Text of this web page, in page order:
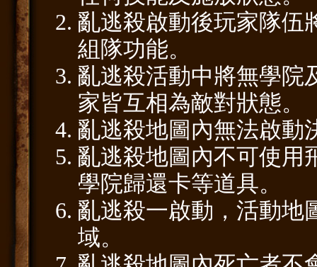
亂逃殺啟動後玩家隊伍
組隊功能。
亂逃殺活動中將無學院
家皆互相為敵對狀態。
亂逃殺地圖內無法啟動
亂逃殺地圖內不可使用
學院歸還卡等道具。
亂逃殺一啟動，活動地
域。